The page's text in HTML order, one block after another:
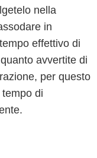
nella
in
effettivo di
avvertite di
per questo
di